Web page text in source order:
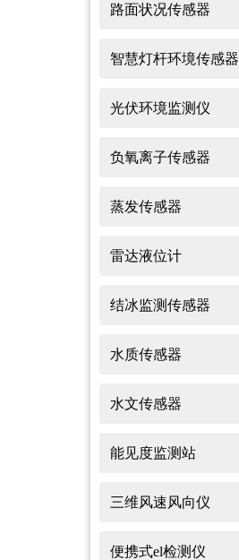
路面状况传感器
智慧灯杆环境传感器
光伏环境监测仪
负氧离子传感器
蒸发传感器
雷达液位计
结冰监测传感器
水质传感器
水文传感器
能见度监测站
三维风速风向仪
便携式el检测仪